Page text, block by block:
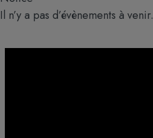
Il n’y a pas d’évènements à venir.